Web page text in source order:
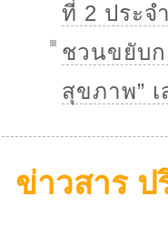
ที่ 2 ประจ
ชวนขยับก
สุขภาพ”
ข่าวสาร